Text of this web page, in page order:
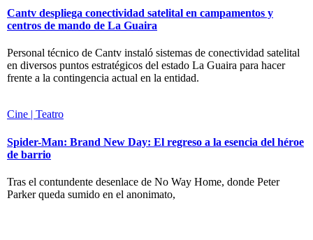
Cantv despliega conectividad satelital en campamentos y
centros de mando de La Guaira
Personal técnico de Cantv instaló sistemas de conectividad satelital
en diversos puntos estratégicos del estado La Guaira para hacer
frente a la contingencia actual en la entidad.
Cine | Teatro
Spider-Man: Brand New Day: El regreso a la esencia del héroe
de barrio
Tras el contundente desenlace de No Way Home, donde Peter
Parker queda sumido en el anonimato,